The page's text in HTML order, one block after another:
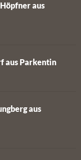
aus
aus Parkentin
aus